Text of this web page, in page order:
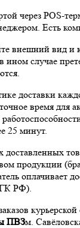
через POS-
Есть
внешний вид и
ином случае
доставки
время для
25 минут.
доставленных
продукции
оплачивает
ГК РФ).
ПВЗм.